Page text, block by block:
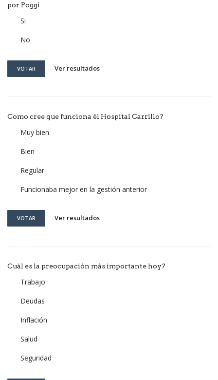
por Poggi
Si
No
VOTAR Ver resultados
Como cree que funciona él Hospital Carrillo?
Muy bien
Bien
Regular
Funcionaba mejor en la gestión anterior
VOTAR Ver resultados
Cuál es la preocupación más importante hoy?
Trabajo
Deudas
Inflación
Salud
Seguridad